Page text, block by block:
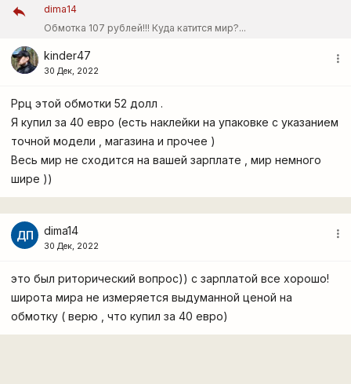
dima14
Обмотка 107 рублей!!! Куда катится мир?...
kinder47
30 Дек, 2022
more_vert
Ррц этой обмотки 52 долл .
Я купил за 40 евро (есть наклейки на упаковке с указанием
точной модели , магазина и прочее )
Весь мир не сходится на вашей зарплате , мир немного
шире ))
ДП dima14
30 Дек, 2022
more_vert
это был риторический вопрос)) с зарплатой все хорошо!
широта мира не измеряется выдуманной ценой на
обмотку ( верю , что купил за 40 евро)